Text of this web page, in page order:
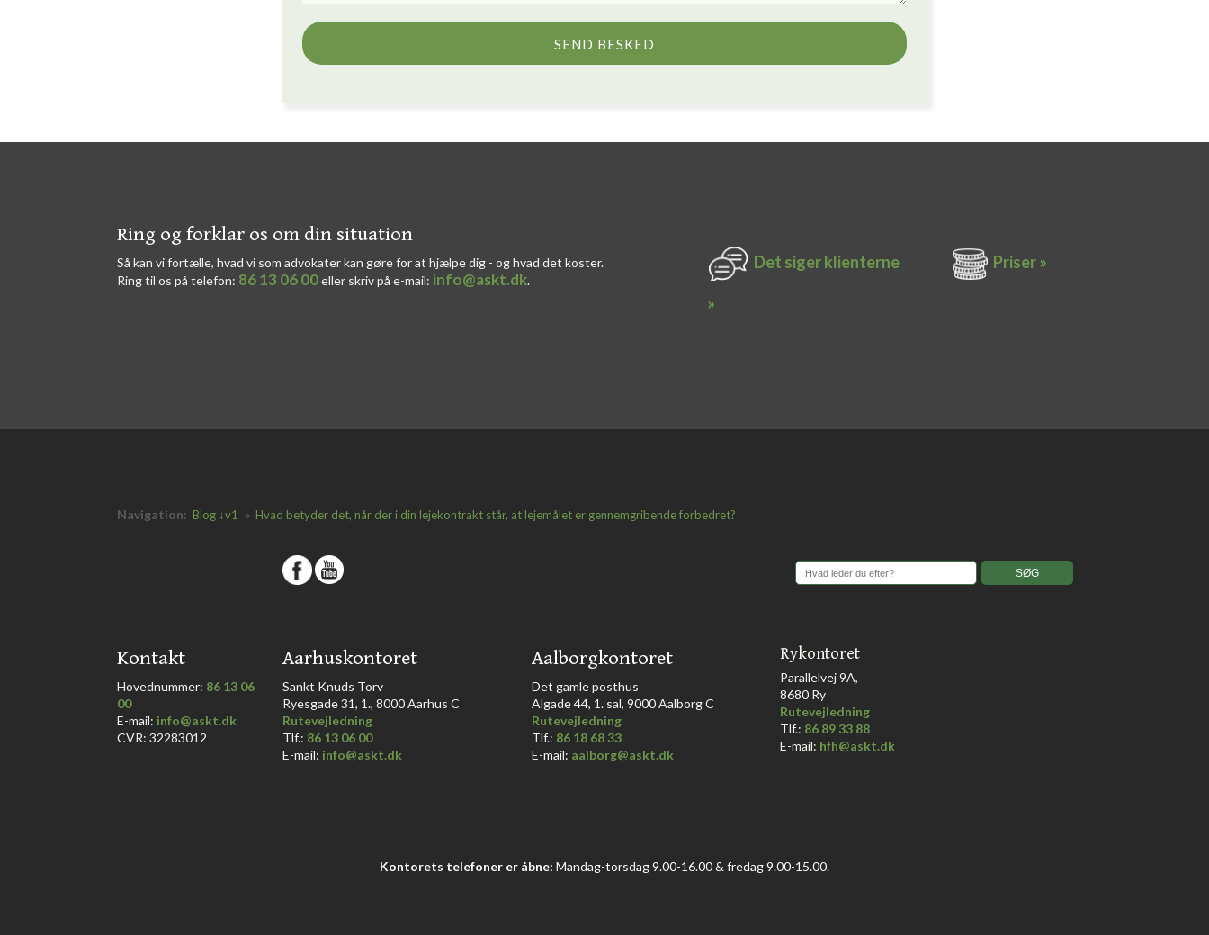
​​Ring og forklar os om din situation
Så kan vi fortælle, hvad vi som advokater kan gøre for at hjælpe dig - og hvad det koster.
Ring til os på telefon: 86 13 06 00eller skriv på e-mail: info@askt.dk​.​
Det siger k​lienterne​
»
Priser »
Navigation: Blog ↓v1 » Hvad betyder det, når der i din lejekontrakt står, at lejemålet er gennemgribende forbedret?
​
​Kontakt
Hovednummer: 86 13 06
00
​E-mail: info@askt.dk
CVR: 32283012
​Aarhuskontoret
​Sankt Knuds Torv
Ryesgade 31, 1., 8000 Aarhus C​​​
Rutevejledning
​Tlf.: 86 13 06 00
E-mail: info@askt.dk
Aalborgkontoret
​Det gamle posthus
Algade 44, 1. sal, 9000 Aalborg C​
Rutevejledning
Tlf.: 86 18 68 33​
E-mail: aalborg@askt.dk​
Rykontoret
Parallelvej 9A,
8680 Ry
Rutevejledning
Tlf.: 86 89 33 88
E-mail: hfh@askt.dk
Kontorets telefoner er åbne: Mandag-torsdag 9.00-16.00 & fredag 9.00-15.00.